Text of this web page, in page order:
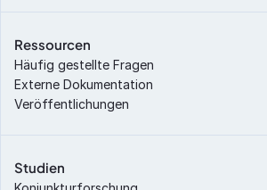
Ressourcen
Häufig gestellte Fragen
Externe Dokumentation
Veröffentlichungen
Studien